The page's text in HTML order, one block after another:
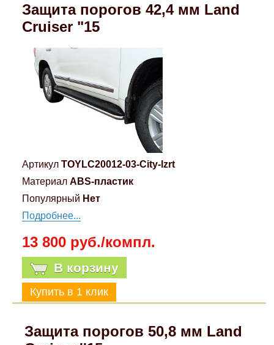
Защита порогов 42,4 мм Land
Cruiser "15
Артикул TOYLC20012-03-City-lzrt
Материал ABS-пластик
Популярный Нет
Подробнее...
13 800 руб./компл.
В корзину
Защита порогов 50,8 мм Land